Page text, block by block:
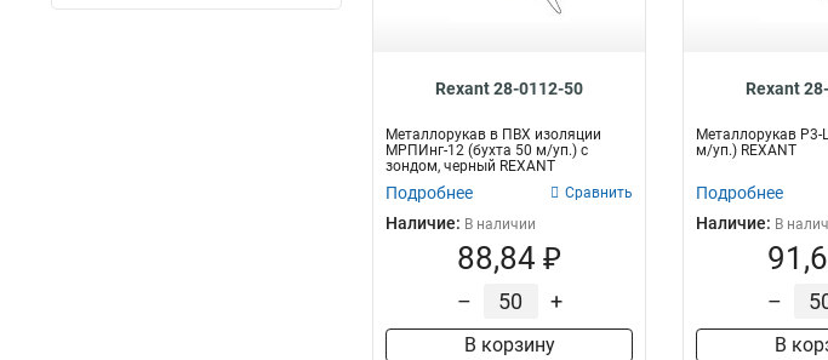
Rexant 28-0112-50
Металлорукав в ПВХ изоляции
МРПИнг-12 (бухта 50 м/уп.) с
зондом, черный REXANT
Подробнее Сравнить
Наличие: В наличии
88,84 ₽
– +
В корзину
Rexant
Металлорукав Р3-
м/уп.) REXANT
Подробнее
Наличие: В
–
В